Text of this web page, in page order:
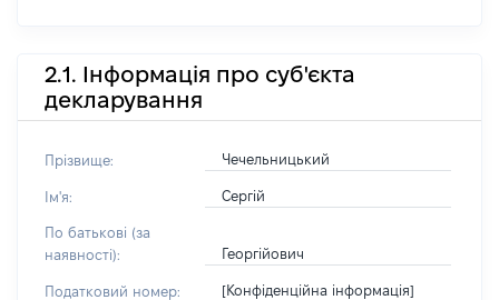
2.1. Інформація про суб'єкта
декларування
Прізвище: Чечельницький
Ім'я: Сергій
По батькові (за
наявності):
Георгійович
Податковий номер: [Конфіденційна інформація]